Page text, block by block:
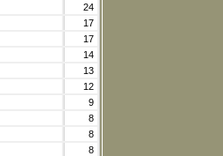
24
17
17
14
13
12
9
8
8
8